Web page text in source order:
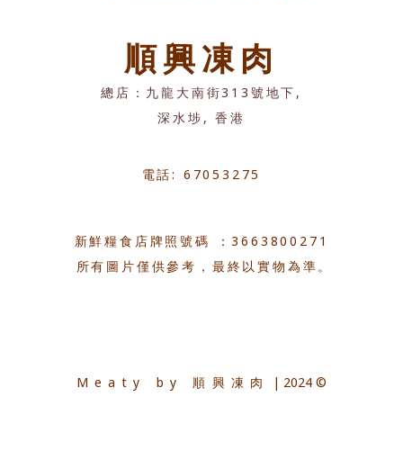
順興凍肉
總店：九龍大南街313號地下,
深水埗, 香港
電話: 67053275
新鮮糧食店牌照號碼 ：3663800271
所有圖片僅供參考，最終以實物為準。
Meaty by 順興凍肉 | 2024 ©